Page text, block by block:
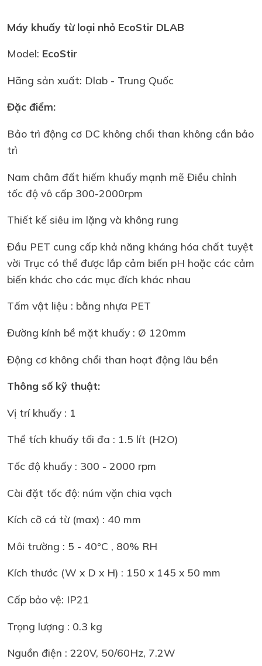
Máy khuấy từ loại nhỏ EcoStir DLAB
Model: EcoStir
Hãng sản xuất: Dlab - Trung Quốc
Đặc điểm:
Bảo trì động cơ DC không chổi than không cần bảo
trì
Nam châm đất hiếm khuấy mạnh mẽ Điều chỉnh
tốc độ vô cấp 300-2000rpm
Thiết kế siêu im lặng và không rung
Đầu PET cung cấp khả năng kháng hóa chất tuyệt
vời Trục có thể được lắp cảm biến pH hoặc các cảm
biến khác cho các mục đích khác nhau
Tấm vật liệu : bằng nhựa PET
Đường kính bề mặt khuấy : Ø 120mm
Động cơ không chổi than hoạt động lâu bền
Thông số kỹ thuật:
Vị trí khuấy : 1
Thể tích khuấy tối đa : 1.5 lít (H2O)
Tốc độ khuấy : 300 - 2000 rpm
Cài đặt tốc độ: núm vặn chia vạch
Kích cỡ cá từ (max) : 40 mm
Môi trường : 5 - 40°C , 80% RH
Kích thước (W x D x H) : 150 x 145 x 50 mm
Cấp bảo vệ: IP21
Trọng lượng : 0.3 kg
Nguồn điện : 220V, 50/60Hz, 7.2W